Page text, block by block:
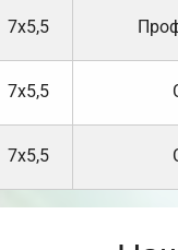
7х5,5
7х5,5
7х5,5